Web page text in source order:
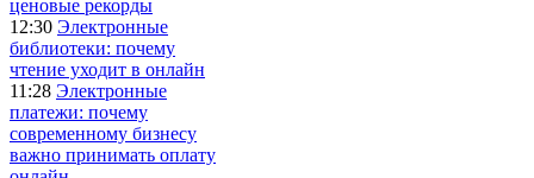
ценовые рекорды
12:30 Электронные
библиотеки: почему
чтение уходит в онлайн
11:28 Электронные
платежи: почему
современному бизнесу
важно принимать оплату